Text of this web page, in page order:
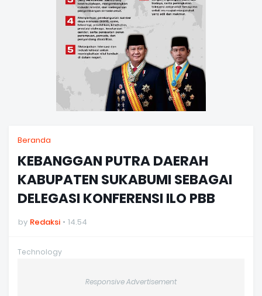
Beranda
KEBANGGAN PUTRA DAERAH
KABUPATEN SUKABUMI SEBAGAI
DELEGASI KONFERENSI ILO PBB
by Redaksi 14.54
Technology
Responsive Advertisement